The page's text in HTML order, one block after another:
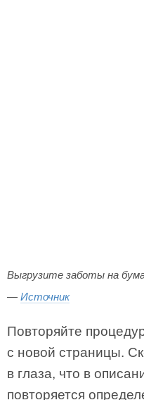
Выгрузите заботы на
— Источник
Повторяйте
с новой страницы.
в глаза, что в
повторяется